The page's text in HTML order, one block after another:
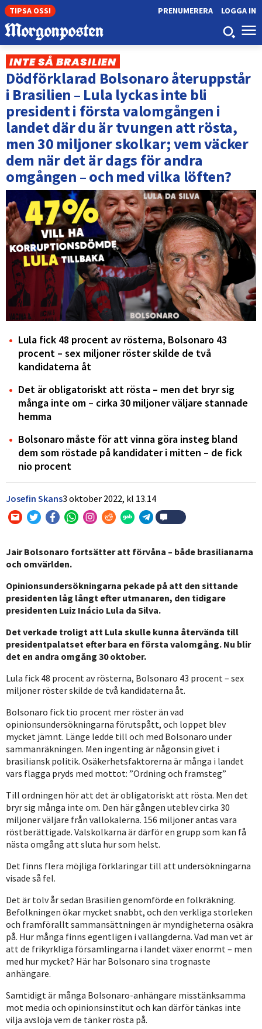
TIPSA OSS! LOGGA IN
PRENUMERERA
INTE SÅ BRASILIEN
Dödförklarad Bolsonaro återuppstår
i Brasilien – Lula lyckas inte bli
president i första valomgången i
landet där du är tvungen att rösta,
men 30 miljoner skolkar; vem väcker
dem när det är dags för andra
omgången – och med vilka löften?
Lula fick 48 procent av rösterna, Bolsonaro 43
procent – sex miljoner röster skilde de två
kandidaterna åt
Det är obligatoriskt att rösta – men det bryr sig
många inte om – cirka 30 miljoner väljare stannade
hemma
Bolsonaro måste för att vinna göra insteg bland
dem som röstade på kandidater i mitten – de fick
nio procent
Josefin Skans3 oktober 2022, kl 13.14
Jair Bolsonaro fortsätter att förvåna – både brasilianarna
och omvärlden.
Opinionsundersökningarna pekade på att den sittande
presidenten låg långt efter utmanaren, den tidigare
presidenten Luiz Inácio Lula da Silva.
Det verkade troligt att Lula skulle kunna återvända till
presidentpalatset efter bara en första valomgång. Nu blir
det en andra omgång 30 oktober.
Lula fick 48 procent av rösterna, Bolsonaro 43 procent – sex
miljoner röster skilde de två kandidaterna åt.
Bolsonaro fick tio procent mer röster än vad
opinionsundersökningarna förutspått, och loppet blev
mycket jämnt. Länge ledde till och med Bolsonaro under
sammanräkningen. Men ingenting är någonsin givet i
brasiliansk politik. Osäkerhetsfaktorerna är många i landet
vars flagga pryds med mottot: ”Ordning och framsteg”
Till ordningen hör att det är obligatoriskt att rösta. Men det
bryr sig många inte om. Den här gången uteblev cirka 30
miljoner väljare från vallokalerna. 156 miljoner antas vara
röstberättigade. Valskolkarna är därför en grupp som kan få
nästa omgång att sluta hur som helst.
Det finns flera möjliga förklaringar till att undersökningarna
visade så fel.
Det är tolv år sedan Brasilien genomförde en folkräkning.
Befolkningen ökar mycket snabbt, och den verkliga storleken
och framförallt sammansättningen är myndigheterna osäkra
på. Hur många finns egentligen i vallängderna. Vad man vet är
att de frikyrkliga församlingarna i landet växer enormt – men
med hur mycket? Här har Bolsonaro sina trognaste
anhängare.
Samtidigt är många Bolsonaro-anhängare misstänksamma
mot media och opinionsinstitut och kan därför tänkas inte
vilja avslöja vem de tänker rösta på.